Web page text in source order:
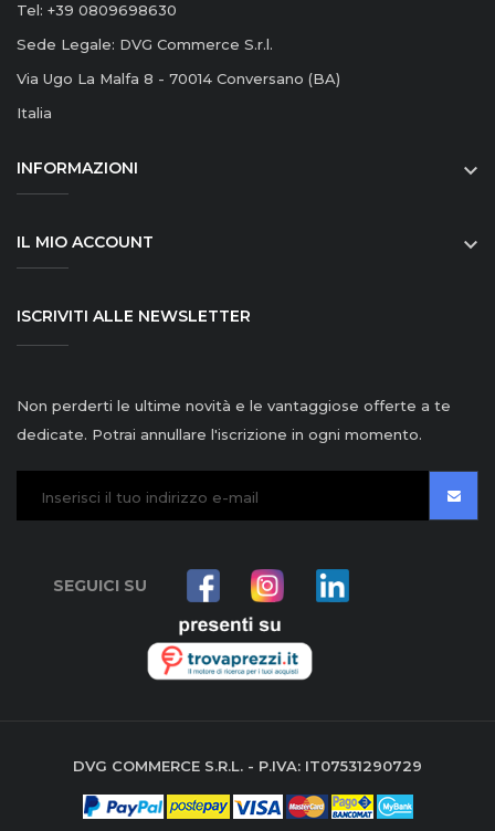
Tel: +39 0809698630
Sede Legale: DVG Commerce S.r.l.
Via Ugo La Malfa 8 - 70014 Conversano (BA)
Italia
INFORMAZIONI 
IL MIO ACCOUNT 
ISCRIVITI ALLE NEWSLETTER
Non perderti le ultime novità e le vantaggiose offerte a te
dedicate. Potrai annullare l'iscrizione in ogni momento.
SEGUICI SU
DVG COMMERCE S.R.L. - P.IVA: IT07531290729